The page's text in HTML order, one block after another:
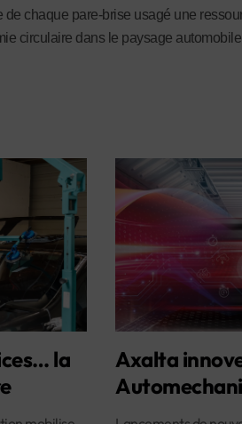
de chaque pare-brise usagé une
circulaire dans le paysage
la
Axalta